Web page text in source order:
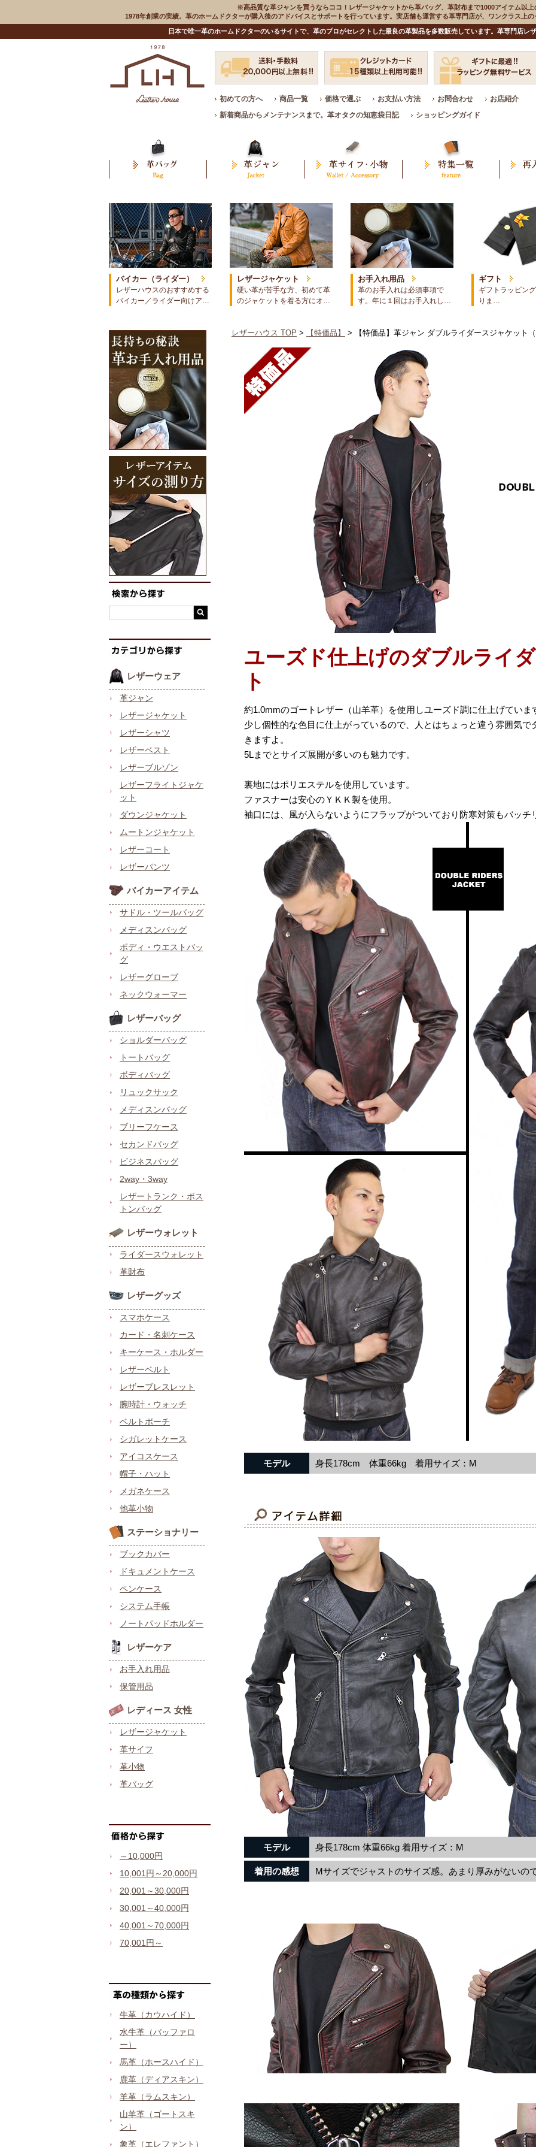
※高品質な革ジャンを買うならココ！レザージャケットから革バッグ、革財布まで1000アイテム以上
1978年創業の実績。革のホームドクターが購入後のアドバイスとサポートを行っています。実店舗も運営する革専門店が、ワンクラス上
日本で唯一革のホームドクターのいるサイトで、革のプロがセレクトした最良の革製品を多数販売しています。革専門店レ
初めての方へ 商品一覧 価格で選ぶ お支払い方法 お問合わせ
お店紹介
新着商品からメンテナンスまで。革オタクの知恵袋日記
ショッピングガイド
バイカー（ライダー）
レザーハウスのおすすめする
バイカー／ライダー向けア…
レザージャケット
硬い革が苦手な方、初めて革
のジャケットを着る方にオ…
お手入れ用品
革のお手入れは必須事項で
す。年に１回はお手入れし…
ギフト
ギフトラッピン
りま…
レザーウェア
革ジャン
レザージャケット
レザーシャツ
レザーベスト
レザーブルゾン
レザーフライトジャケ
ット
ダウンジャケット
ムートンジャケット
レザーコート
レザーパンツ
バイカーアイテム
サドル・ツールバッグ
メディスンバッグ
ボディ・ウエストバッ
グ
レザーグローブ
ネックウォーマー
レザーバッグ
ショルダーバッグ
トートバッグ
ボディバッグ
リュックサック
メディスンバッグ
ブリーフケース
セカンドバッグ
ビジネスバッグ
2way・3way
レザートランク・ボス
トンバッグ
レザーウォレット
ライダースウォレット
革財布
レザーグッズ
スマホケース
カード・名刺ケース
キーケース・ホルダー
レザーベルト
レザーブレスレット
腕時計・ウォッチ
ベルトポーチ
シガレットケース
アイコスケース
帽子・ハット
メガネケース
他革小物
ステーショナリー
ブックカバー
ドキュメントケース
ペンケース
システム手帳
ノートパッドホルダー
レザーケア
お手入れ用品
保管用品
レディース 女性
レザージャケット
革サイフ
革小物
革バッグ
～10,000円
10,001円～20,000円
20,001～30,000円
30,001～40,000円
40,001～70,000円
70,001円～
牛革（カウハイド）
水牛革（バッファロ
ー）
馬革（ホースハイド）
鹿革（ディアスキン）
羊革（ラムスキン）
山羊革（ゴートスキ
ン）
象革（エレファント）
レザーハウス TOP > 【特価品】 > 【特価品】革ジャン ダブルライダースジャケット
ユーズド仕上げのダブルライ
ト
約1.0mmのゴートレザー（山羊革）を使用しユーズド調に仕上げていま
少し個性的な色目に仕上がっているので、人とはちょっと違う雰囲気
きますよ。
5Lまでとサイズ展開が多いのも魅力です。
裏地にはポリエステルを使用しています。
ファスナーは安心のＹＫＫ製を使用。
袖口には、風が入らないようにフラップがついており防寒対策もバッチ
モデル 身長178cm 体重66kg 着用サイズ：M
モデル 身長178cm 体重66kg 着用サイズ：M
着用の感想 Mサイズでジャストのサイズ感。あまり厚みがないの